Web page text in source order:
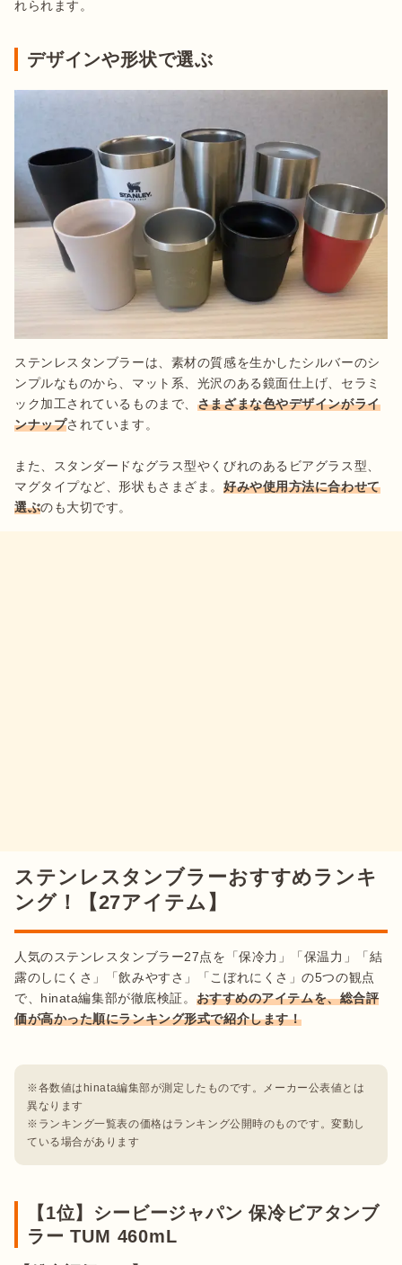
デザインや形状で選ぶ
ステンレスタンブラーは、素材の質感を生かしたシルバーのシ
ンプルなものから、マット系、光沢のある鏡面仕上げ、セラミ
ック加工されているものまで、 さまざまな色やデザインがライ
ンナップされています。
また、スタンダードなグラス型やくびれのあるビアグラス型、
マグタイプなど、形状もさまざま。 好みや使用方法に合わせて
選ぶのも大切です。
ステンレスタンブラーおすすめランキ
ング！【27アイテム】
人気のステンレスタンブラー27点を「保冷力」「保温力」「結
露のしにくさ」「飲みやすさ」「こぼれにくさ」の5つの観点
で、hinata編集部が徹底検証。 おすすめのアイテムを、総合評
価が高かった順にランキング形式で紹介します！
※各数値はhinata編集部が測定したものです。メーカー公表値とは
異なります
※ランキング一覧表の価格はランキング公開時のものです。変動し
ている場合があります
【1位】シービージャパン 保冷ビアタンブ
ラー TUM 460mL